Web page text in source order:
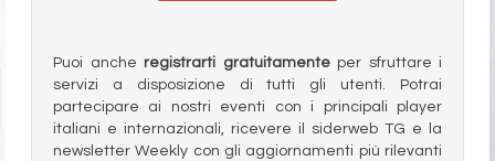
Puoi anche registrarti gratuitamenteper sfruttare i
servizi a disposizione di tutti gli utenti. Potrai
partecipare ai nostri eventi con i principali player
italiani e internazionali, ricevere il siderweb TG e la
newsletter Weekly con gli aggiornamenti più rilevanti